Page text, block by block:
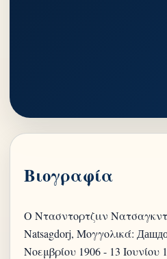
Βιογραφία
Ο Ντασντορτζιιν
Natsagdorj, Μογγολικά:
Νοεμβρίου 1906 - 13